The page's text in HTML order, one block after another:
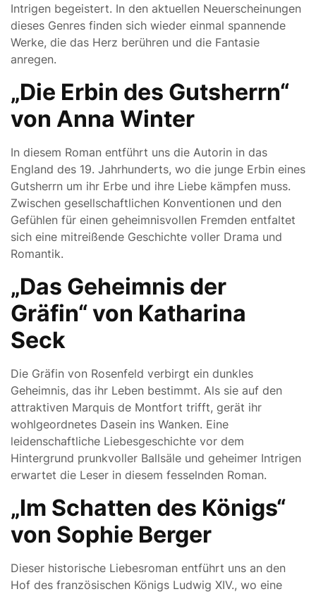
Intrigen begeistert. In den aktuellen Neuerscheinungen
dieses Genres finden sich wieder einmal spannende
Werke, die das Herz berühren und die Fantasie
anregen.
„Die Erbin des Gutsherrn“
von Anna Winter
In diesem Roman entführt uns die Autorin in das
England des 19. Jahrhunderts, wo die junge Erbin eines
Gutsherrn um ihr Erbe und ihre Liebe kämpfen muss.
Zwischen gesellschaftlichen Konventionen und den
Gefühlen für einen geheimnisvollen Fremden entfaltet
sich eine mitreißende Geschichte voller Drama und
Romantik.
„Das Geheimnis der
Gräfin“ von Katharina
Seck
Die Gräfin von Rosenfeld verbirgt ein dunkles
Geheimnis, das ihr Leben bestimmt. Als sie auf den
attraktiven Marquis de Montfort trifft, gerät ihr
wohlgeordnetes Dasein ins Wanken. Eine
leidenschaftliche Liebesgeschichte vor dem
Hintergrund prunkvoller Ballsäle und geheimer Intrigen
erwartet die Leser in diesem fesselnden Roman.
„Im Schatten des Königs“
von Sophie Berger
Dieser historische Liebesroman entführt uns an den
Hof des französischen Königs Ludwig XIV., wo eine